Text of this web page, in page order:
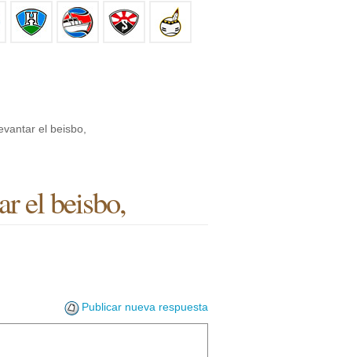
el beisbo,
el beisbo,
Publicar nueva respuesta